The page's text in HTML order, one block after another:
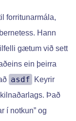
forritunarmála,
Hann
gætum við sett
ein þeirra
asdf
Keyrir
Það
í notkun” og